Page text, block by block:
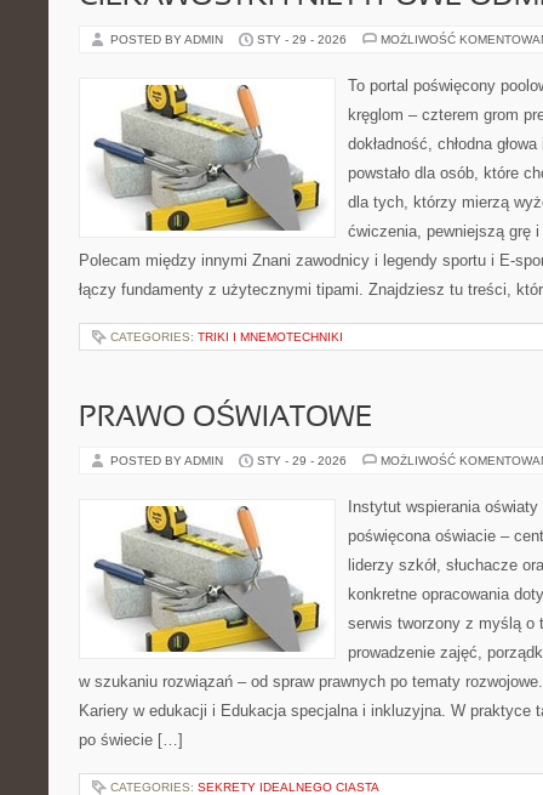
POSTED BY ADMIN STY - 29 - 2026 MOŻLIWOŚĆ
To portal poświęcony
kręglom – czterem grom
dokładność, chłodna
powstało dla osób, które
dla tych, którzy mierzą
ćwiczenia, pewniejszą grę
Polecam między innymi Znani zawodnicy i legendy sportu i E-
łączy fundamenty z użytecznymi tipami. Znajdziesz tu treści,
CATEGORIES: TRIKI I MNEMOTECHNIKI
PRAWO OŚWIATOWE
POSTED BY ADMIN STY - 29 - 2026 MOŻLIWOŚĆ
Instytut wspierania
poświęcona oświacie –
liderzy szkół, słuchacze
konkretne opracowania
serwis tworzony z myślą o
prowadzenie zajęć,
w szukaniu rozwiązań – od spraw prawnych po tematy
Kariery w edukacji i Edukacja specjalna i inkluzyjna. W praktyce
po świecie […]
CATEGORIES: SEKRETY IDEALNEGO CIASTA